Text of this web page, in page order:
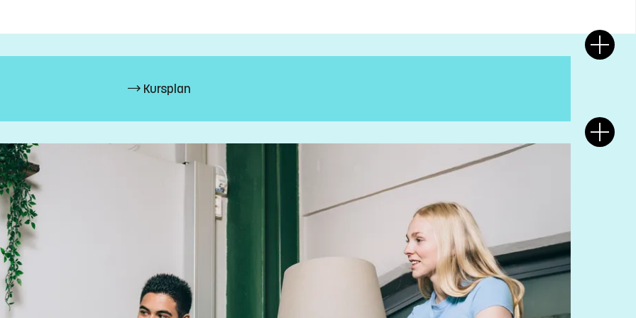
med en omfattning om minst 7,5 hp vardera) med minst 15 hp godkända.
Kursplan